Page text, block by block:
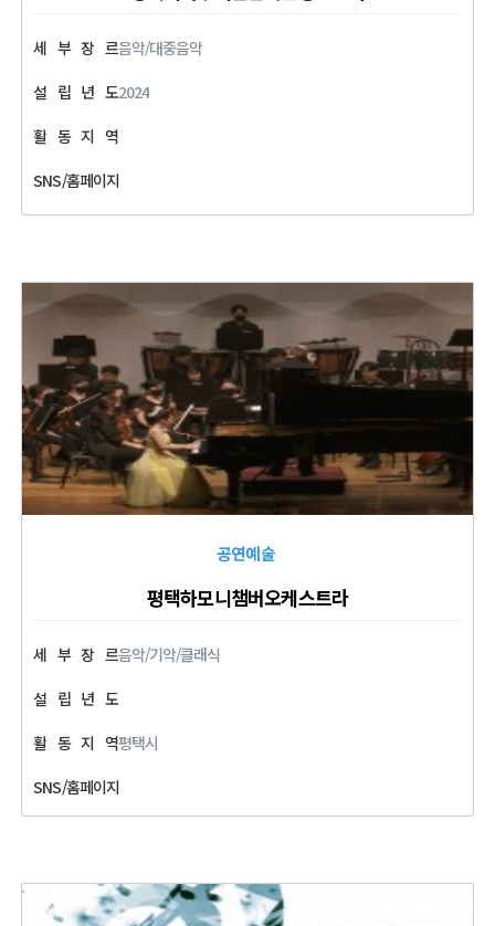
세 부 장 르음악/대중음악
설 립 년 도2024
활 동 지 역
SNS/홈페이지
공연예술
평택하모니챔버오케스트라
세 부 장 르음악/기악/클래식
설 립 년 도
활 동 지 역평택시
SNS/홈페이지